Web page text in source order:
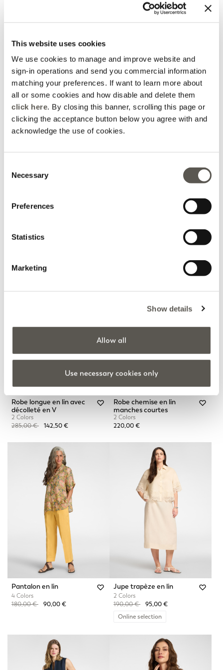
This website uses cookies
We use cookies to manage and improve website and
sign-in operations and send you commercial information
matching your preferences. If want to learn more about
all or some cookies and how disable and delete them
click here. By closing this banner, scrolling this page or
clicking the acceptance button below you agree with and
acknowledge the use of cookies.
Selection
Necessary
Preferences
Statistics
Marketing
Show details
Allow all
Use necessary cookies only
Online selection
Pantalon en lin
Jupe trapèze en lin
Robe en lin avec décolleté
Robe longue en lin avec
décolleté en V
2 Colors
Price reduced from
285,00 €to142,50 €
Robe chemise en lin
manches courtes
2 Colors
220,00 €
Pantalon en lin
4 Colors
Price reduced from
180,00 €to90,00 €
Jupe trapèze en lin
2 Colors
Price reduced from
190,00 €to95,00 €
Online selection